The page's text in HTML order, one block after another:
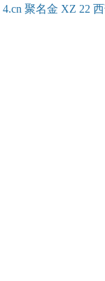
4.cn 聚名金 XZ 22